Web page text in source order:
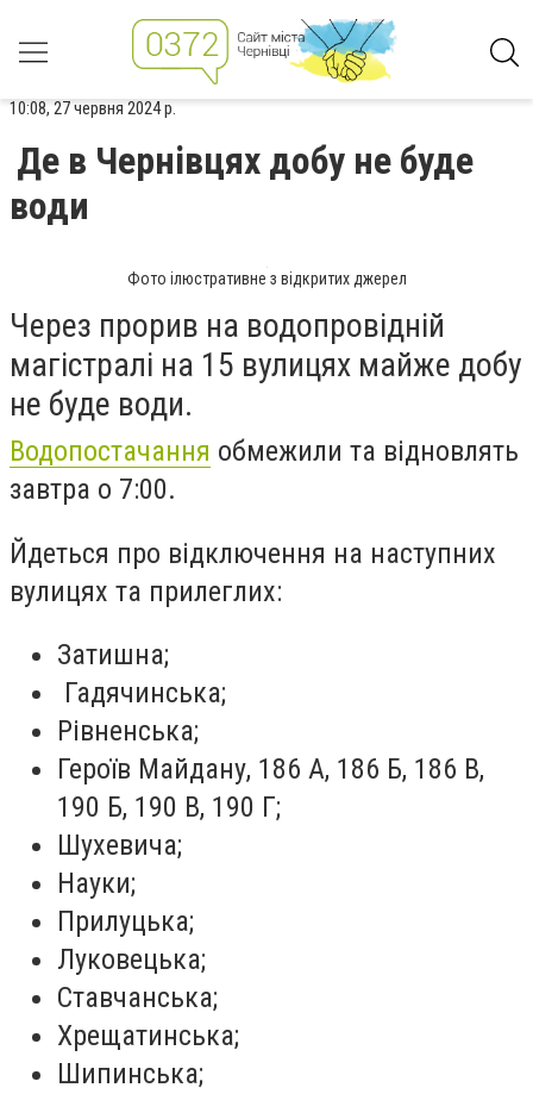
10:08, 27 червня 2024 р.
Де в Чернівцях добу не буде
води
Фото ілюстративне з відкритих джерел
Через прорив на водопровідній
магістралі на 15 вулицях майже добу
не буде води.
Водопостачання обмежили та відновлять
завтра о 7:00.
Йдеться про відключення на наступних
вулицях та прилеглих:
Затишна;
Гадячинська;
Рівненська;
Героїв Майдану, 186 А, 186 Б, 186 В,
190 Б, 190 В, 190 Г;
Шухевича;
Науки;
Прилуцька;
Луковецька;
Ставчанська;
Хрещатинська;
Шипинська;